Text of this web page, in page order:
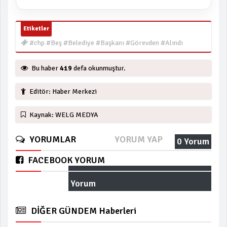
Etiketler
#chp #Beş #Belediye #Başkanı #Görevden #Alındı
Bu haber419defa okunmuştur.
Editör: Haber Merkezi
Kaynak: WELG MEDYA
YORUMLAR 0 Yorum
YORUM YAP
FACEBOOK YORUM
Yorum
DİĞER GÜNDEM Haberleri